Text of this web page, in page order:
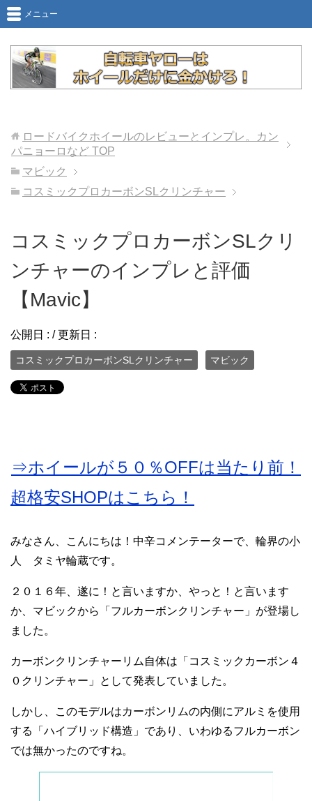
メニュー
ロードバイクホイールのレビューとインプレ。カン
パニョーロなど TOP
マビック
コスミックプロカーボンSLクリンチャー
コスミックプロカーボンSLクリ
ンチャーのインプレと評価
【Mavic】
公開日 : / 更新日 :
コスミックプロカーボンSLクリンチャー マビック
⇒ホイールが５０％OFFは当たり前！
超格安SHOPはこちら！
みなさん、こんにちは！中辛コメンテーターで、輪界の小
人 タミヤ輪蔵です。
２０１６年、遂に！と言いますか、やっと！と言います
か、マビックから「フルカーボンクリンチャー」が登場し
ました。
カーボンクリンチャーリム自体は「コスミックカーボン４
０クリンチャー」として発表していました。
しかし、このモデルはカーボンリムの内側にアルミを使用
する「ハイブリッド構造」であり、いわゆるフルカーボン
では無かったのですね。